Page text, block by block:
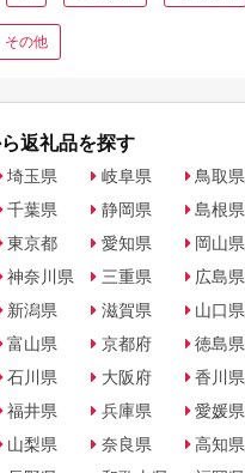
その他
返礼品を探す
埼玉県
千葉県
東京都
神奈川県
新潟県
富山県
石川県
福井県
山梨県
岐阜県
静岡県
愛知県
三重県
滋賀県
京都府
大阪府
兵庫県
奈良県
鳥取県
島根県
岡山県
広島県
山口県
徳島県
香川県
愛媛県
高知県